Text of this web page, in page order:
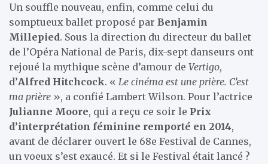
Un souffle nouveau, enfin, comme celui du
somptueux ballet proposé par Benjamin
Millepied. Sous la direction du directeur du ballet
de l’Opéra National de Paris, dix-sept danseurs ont
rejoué la mythique scène d’amour de Vertigo,
d’Alfred Hitchcock. « Le cinéma est une prière. C’est
ma prière », a confié Lambert Wilson. Pour l’actrice
Julianne Moore, qui a reçu ce soir le Prix
d’interprétation féminine remporté en 2014,
avant de déclarer ouvert le 68e Festival de Cannes,
un voeux s’est exaucé. Et si le Festival était lancé ?